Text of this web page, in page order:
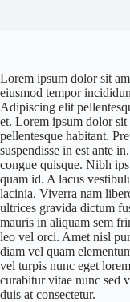
Lorem ipsum dolor sit
eiusmod tempor
Adipiscing elit
et. Lorem ipsum dolor sit
pellentesque habitant.
suspendisse in est ante
congue quisque. Nibh
quam id. A lacus
lacinia. Viverra nam
ultrices gravida dictum
mauris in aliquam sem
leo vel orci. Amet nisl
diam vel quam
vel turpis nunc eget
curabitur vitae nunc sed
duis at consectetur.